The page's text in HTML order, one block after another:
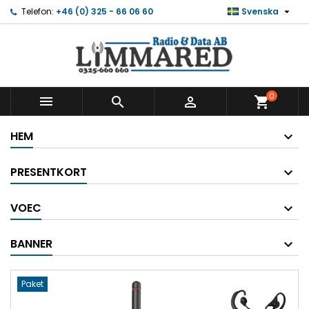
Telefon: +46 (0) 325 - 66 06 60 Svenska 
   shopping_cart0
HEM
PRESENTKORT
VOEC
BANNER
Paket